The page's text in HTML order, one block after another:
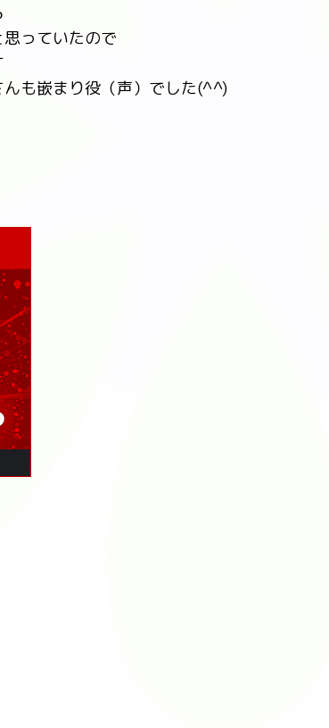
っていたので
も嵌まり役（声）でした(^^)